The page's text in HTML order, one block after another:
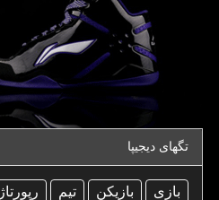
تگهای دیجیپا
بازی بازیكن تیم رپورتاژ